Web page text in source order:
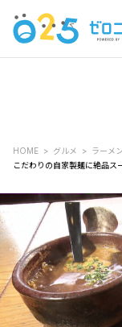
HOME グルメ
ラーメン
こだわりの自家製麺に絶品ス